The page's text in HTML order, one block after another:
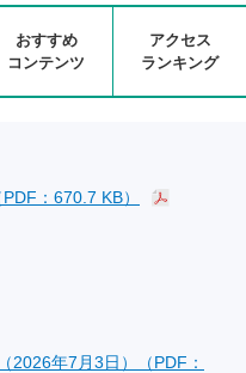
おすすめ
コンテンツ
アクセス
ランキング
：670.7 KB）
2026年7月3日）（PDF：